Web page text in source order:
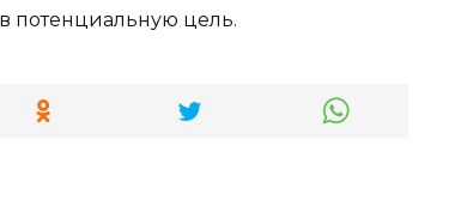
потенциальную цель.